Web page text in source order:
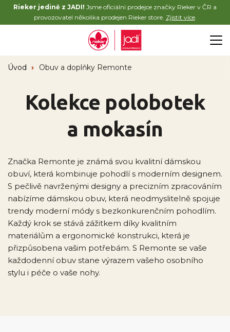
Rieker jedině z JADI! Jsme oficiální prodejce značky Rieker v ČR a
provozovatel několika prodejen Rieker store. Zjistit více.
Úvod Obuv a doplňky Remonte
Kolekce polobotek
a mokasín
Značka Remonte je známá svou kvalitní dámskou
obuví, která kombinuje pohodlí s moderním designem.
S pečlivě navrženými designy a precizním zpracováním
nabízíme dámskou obuv, která neodmyslitelně spojuje
trendy moderní módy s bezkonkurenčním pohodlím.
Každý krok se stává zážitkem díky kvalitním
materiálům a ergonomické konstrukci, která je
přizpůsobena vašim potřebám. S Remonte se vaše
každodenní obuv stane výrazem vašeho osobního
stylu i péče o vaše nohy.